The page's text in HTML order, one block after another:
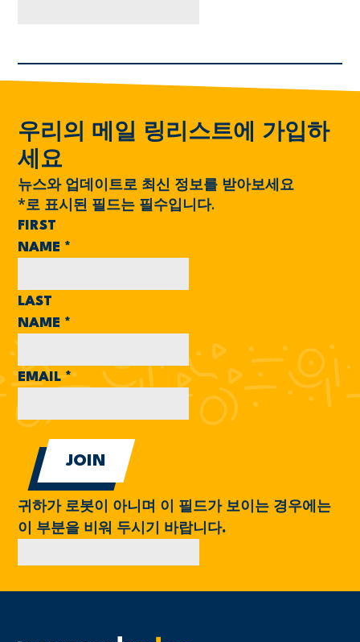
우리의 메일 링리스트에 가입하
세요
뉴스와 업데이트로 최신 정보를 받아보세요
*로 표시된 필드는 필수입니다.
FIRST
NAME *
LAST
NAME *
EMAIL*
귀하가 로봇이 아니며 이 필드가 보이는 경우에는
이 부분을 비워 두시기 바랍니다.